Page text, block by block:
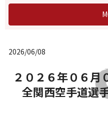
2026/06/08
２０２６年０６月
全関西空手道選